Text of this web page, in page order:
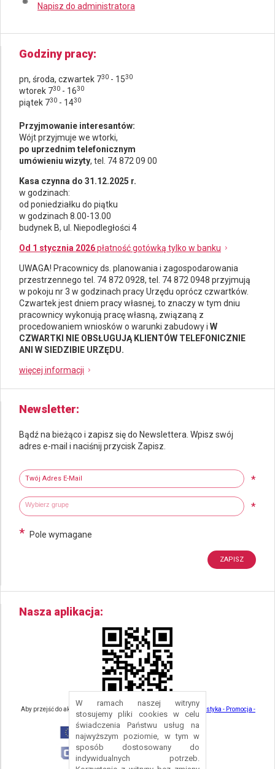
W ramach naszej witryny
stosujemy pliki cookies w celu
świadczenia Państwu usług na
najwyższym poziomie, w tym w
sposób dostosowany do
indywidualnych potrzeb.
Napisz do administratora
Godziny pracy
pn, środa, czwartek 730 - 1530
wtorek 730 - 1630
piątek 730 - 1430
Przyjmowanie interesantów:
Wójt przyjmuje we wtorki,
po uprzednim telefonicznym
umówieniu wizyty, tel. 74 872 09 00
Kasa czynna do 31.12.2025 r.
w godzinach:
od poniedziałku do piątku
w godzinach 8.00-13.00
budynek B, ul. Niepodległości 4
Od 1 stycznia 2026płatność gotówką tylko w banku
UWAGA! Pracownicy ds. planowania i zagospodarowania
przestrzennego tel. 74 872 0928, tel. 74 872 0948 przyjmują
w pokoju nr 3 w godzinach pracy Urzędu oprócz czwartków.
Czwartek jest dniem pracy własnej, to znaczy w tym dniu
pracownicy wykonują pracę własną, związaną z
procedowaniem wniosków o warunki zabudowy i W
CZWARTKI NIE OBSŁUGUJĄ KLIENTÓW TELEFONICZNIE
ANI W SIEDZIBIE URZĘDU.
więcej informacji
Newsletter
Bądź na bieżąco i zapisz się do Newslettera. Wpisz swój
adres e-mail i naciśnij przycisk Zapisz.
Twój adres e-mail
*
Wybierz grupy tematyczne *
Wpisz wyszukiwaną fraze
* Pole wymagane
Nasza aplikacja
Aby przejść do aktualności związanych z turystyką - kliknij tu:
Turystyka - Promocja -
Strefa Turysty - Gmina Nowa Ruda